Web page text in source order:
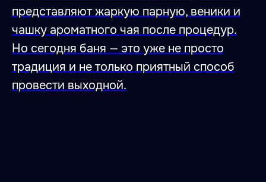
представляют жаркую парную, веники и
чашку ароматного чая после процедур.
Но сегодня баня — это уже не просто
традиция и не только приятный способ
провести выходной.